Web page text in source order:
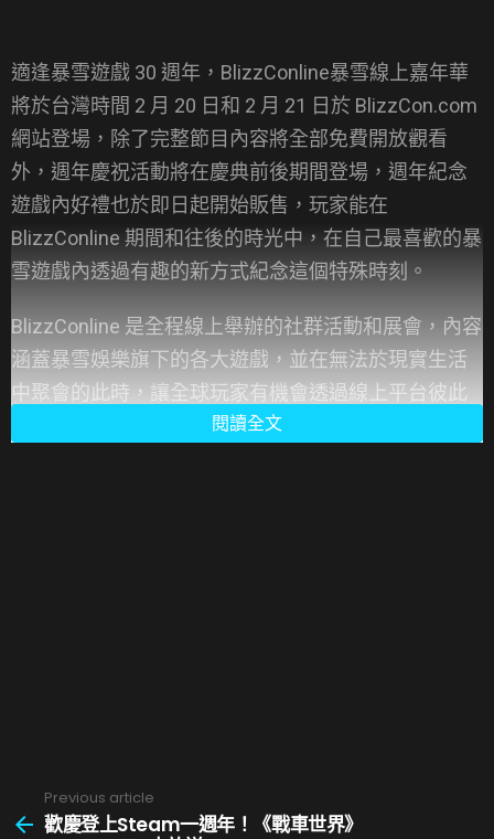
適逢暴雪遊戲 30 週年，BlizzConline暴雪線上嘉年華
將於台灣時間 2 月 20 日和 2 月 21 日於 BlizzCon.com
網站登場，除了完整節目內容將全部免費開放觀看
外，週年慶祝活動將在慶典前後期間登場，週年紀念
遊戲內好禮也於即日起開始販售，玩家能在
BlizzConline 期間和往後的時光中，在自己最喜歡的暴
雪遊戲內透過有趣的新方式紀念這個特殊時刻。
BlizzConline 是全程線上舉辦的社群活動和展會，內容
涵蓋暴雪娛樂旗下的各大遊戲，並在無法於現實生活
中聚會的此時，讓全球玩家有機會透過線上平台彼此
交流。為期兩天並橫跨六大頻道播出的節目中，暴雪
在遊戲中建立的情誼與感動經歷。」暴雪娛樂總裁 J.
閱讀全文
more
Previous article
歡慶登上Steam一週年！《戰車世界》